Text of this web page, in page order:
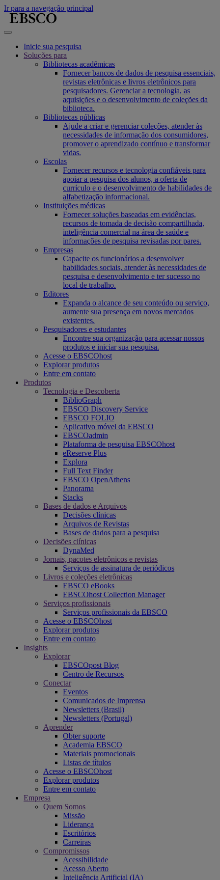
Ir para a navegação principal
Inicie sua pesquisa
Soluções para
Bibliotecas acadêmicas
Fornecer bancos de dados de pesquisa essenciais,
revistas eletrônicas e livros eletrônicos para
pesquisadores. Gerenciar a tecnologia, as
aquisições e o desenvolvimento de coleções da
biblioteca.
Bibliotecas públicas
Ajude a criar e gerenciar coleções, atender às
necessidades de informação dos consumidores,
promover o aprendizado contínuo e transformar
vidas.
Escolas
Fornecer recursos e tecnologia confiáveis para
apoiar a pesquisa dos alunos, a oferta de
currículo e o desenvolvimento de habilidades de
alfabetização informacional.
Instituições médicas
Fornecer soluções baseadas em evidências,
recursos de tomada de decisão compartilhada,
inteligência comercial na área de saúde e
informações de pesquisa revisadas por pares.
Empresas
Capacite os funcionários a desenvolver
habilidades sociais, atender às necessidades de
pesquisa e desenvolvimento e ter sucesso no
local de trabalho.
Editores
Expanda o alcance de seu conteúdo ou serviço,
aumente sua presença em novos mercados
existentes.
Pesquisadores e estudantes
Encontre sua organização para acessar nossos
produtos e iniciar sua pesquisa.
Acesse o EBSCOhost
Explorar produtos
Entre em contato
Produtos
Tecnologia e Descoberta
BiblioGraph
EBSCO Discovery Service
EBSCO FOLIO
Aplicativo móvel da EBSCO
EBSCOadmin
Plataforma de pesquisa EBSCOhost
eReserve Plus
Explora
Full Text Finder
EBSCO OpenAthens
Panorama
Stacks
Bases de dados e Arquivos
Decisões clínicas
Arquivos de Revistas
Bases de dados para a pesquisa
Decisões clínicas
DynaMed
Jornais, pacotes eletrônicos e revistas
Serviços de assinatura de periódicos
Livros e coleções eletrônicas
EBSCO eBooks
EBSCOhost Collection Manager
Serviços profissionais
Serviços profissionais da EBSCO
Acesse o EBSCOhost
Explorar produtos
Entre em contato
Insights
Explorar
EBSCOpost Blog
Centro de Recursos
Conectar
Eventos
Comunicados de Imprensa
Newsletters (Brasil)
Newsletters (Portugal)
Aprender
Obter suporte
Academia EBSCO
Materiais promocionais
Listas de títulos
Acesse o EBSCOhost
Explorar produtos
Entre em contato
Empresa
Quem Somos
Missão
Liderança
Escritórios
Carreiras
Compromissos
Acessibilidade
Acesso Aberto
Inteligência Artificial (IA)